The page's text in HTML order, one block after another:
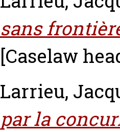
sans
[Caselaw
Larrieu,
par la